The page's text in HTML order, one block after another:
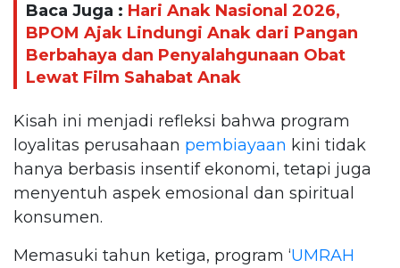
Baca Juga : Hari Anak Nasional 2026,
BPOM Ajak Lindungi Anak dari Pangan
Berbahaya dan Penyalahgunaan Obat
Lewat Film Sahabat Anak
Kisah ini menjadi refleksi bahwa program
loyalitas perusahaan pembiayaan kini tidak
hanya berbasis insentif ekonomi, tetapi juga
menyentuh aspek emosional dan spiritual
konsumen.
Memasuki tahun ketiga, program ‘UMRAH